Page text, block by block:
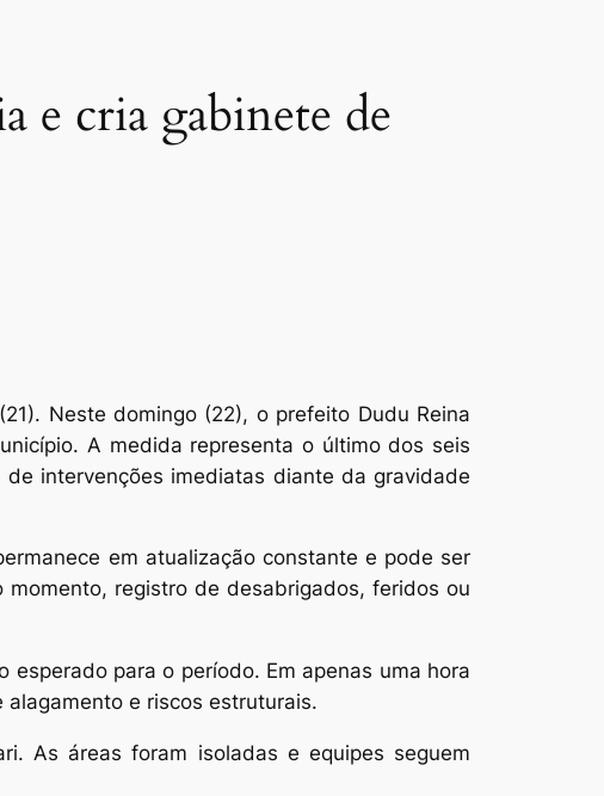
e cria gabinete de
Neste domingo (22), o prefeito Dudu Reina
A medida representa o último dos seis
intervenções imediatas diante da gravidade
em atualização constante e pode ser
registro de desabrigados, feridos ou
para o período. Em apenas uma hora
e riscos estruturais.
As áreas foram isoladas e equipes seguem